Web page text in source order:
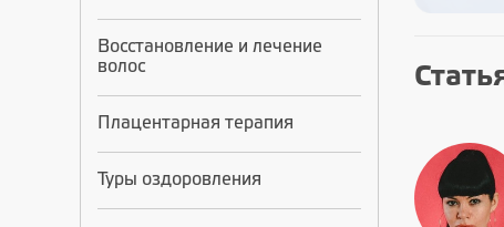
Восстановление и лечение
волос
Плацентарная терапия
Туры оздоровления